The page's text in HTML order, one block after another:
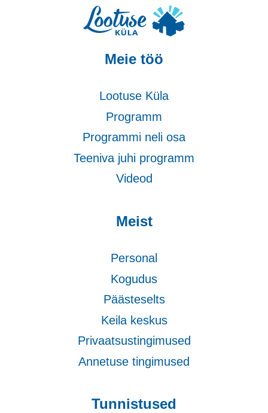
Meie töö
Lootuse Küla
Programm
Programmi neli osa
Teeniva juhi programm
Videod
Meist
Personal
Kogudus
Päästeselts
Keila keskus
Privaatsustingimused
Annetuse tingimused
Tunnistused